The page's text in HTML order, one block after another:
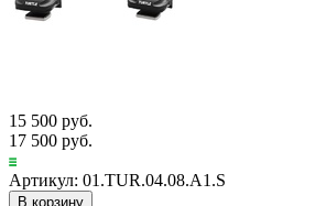
15 500 руб.
17 500 руб.
Артикул: 01.TUR.04.08.A1.S
В корзину